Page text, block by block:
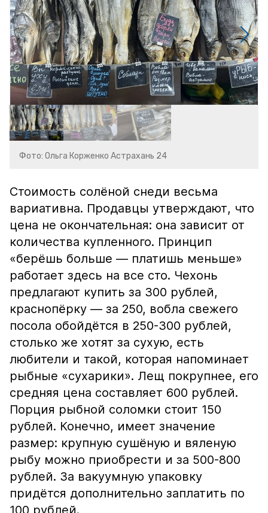
Фото: Ольга Корженко Астрахань 24
Стоимость солёной снеди весьма
вариативна. Продавцы утверждают, что
цена не окончательная: она зависит от
количества купленного. Принцип
«берёшь больше — платишь меньше»
работает здесь на все сто. Чехонь
предлагают купить за 300 рублей,
краснопёрку — за 250, вобла свежего
посола обойдётся в 250-300 рублей,
столько же хотят за сухую, есть
любители и такой, которая напоминает
рыбные «сухарики». Лещ покрупнее, его
средняя цена составляет 600 рублей.
Порция рыбной соломки стоит 150
рублей. Конечно, имеет значение
размер: крупную сушёную и вяленую
рыбу можно приобрести и за 500-800
рублей. За вакуумную упаковку
придётся дополнительно заплатить по
100 рублей.